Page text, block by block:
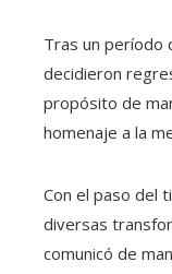
Tras un período
decidieron
propósito de
homenaje a la
Con el paso del
diversas
comunicó de